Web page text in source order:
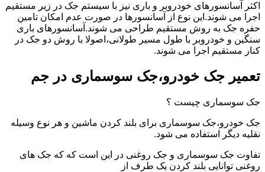
اکثر آسانسورهای خودروبر و باری نیز با سیستم جک در زیر مستقیم
اجرا می شوند.این نوع از آسانسورها در صورت عدم امکان تامین
حفره جک به روش مستقیم طراحی می شوند.آسانسورهای باری
سنگین و خودروبر با طول مسیر طولانی،اصولا با روش دو جک در
کنار مستقیم اجرا می شوند.
تعمیر جک خودرو،جک سوسماری در جم
جک سوسماری چیست ؟
جک خودرو،جک سوسماری برای بلند کردن ماشین و هر نوع وسیله
نقلیه دیگر استفاده می شود.
تفاوت جک سوسماری و جک روغنی در این است که که جک های
روغنی توانایی بلند کردن یک طرف از